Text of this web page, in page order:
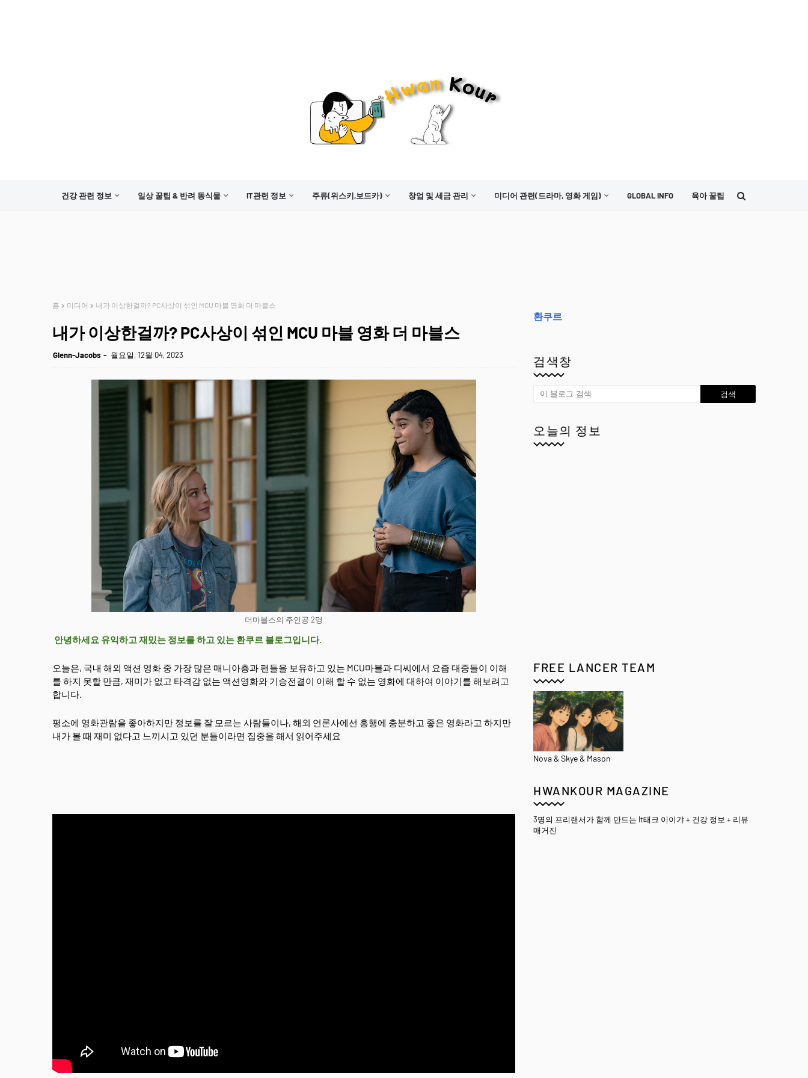
건강 관련 정보 일상 꿀팁 & 반려 동식물 IT관련 정보 주류(위스키,보드카) 창업 및 세금 관리 미디어 관련(드라마, 영화 게임) GLOBAL INFO 육아 꿀팁
홈 미디어 내가 이상한걸까? PC사상이 섞인 MCU 마블 영화 더 마블스
내가 이상한걸까? PC사상이 섞인 MCU 마블 영화 더 마블스
Glenn-Jacobs 월요일, 12월 04, 2023
더마블스의 주인공 2명
안녕하세요 유익하고 재밌는 정보를 하고 있는 환쿠르 블로그입니다.
오늘은, 국내 해외 액션 영화 중 가장 많은 매니아층과 팬들을 보유하고 있는 MCU마블과 디씨에서 요즘 대중들이 이해
를 하지 못할 만큼, 재미가 없고 타격감 없는 액션영화와 기승전결이 이해 할 수 없는 영화에 대하여 이야기를 해보려고
합니다.
평소에 영화관람을 좋아하지만 정보를 잘 모르는 사람들이나, 해외 언론사에선 흥행에 충분하고 좋은 영화라고 하지만
내가 볼 때 재미 없다고 느끼시고 있던 분들이라면 집중을 해서 읽어주세요
환쿠르
검색창
오늘의 정보
FREE LANCER TEAM
Nova & Skye & Mason
HWANKOUR MAGAZINE
3명의 프리랜서가 함께 만드는 It태크 이이갸 + 건강 정보 + 리뷰
매거진